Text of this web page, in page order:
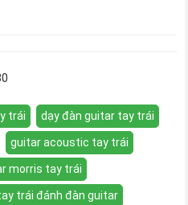
trái dạy đàn guitar tay trái
guitar acoustic tay trái
morris tay trái
trái đánh đàn guitar